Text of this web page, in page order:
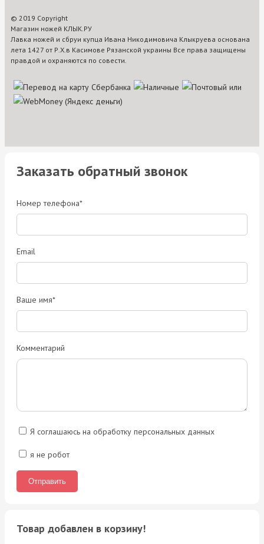
© 2019 Copyright
Магазин ножей КЛЫК.РУ
Лавка ножей и сбруи купца Ивана Никодимовича Клыкруева основана
лета 1427 от Р.Х.в Касимове Рязанской украины Все права защищены
правдой и охраняются по совести.
Заказать обратный звонок
Номер телефона*
Email
Ваше имя*
Комментарий
Я соглашаюсь на обработку персональных данных
я не робот
Товар добавлен в корзину!